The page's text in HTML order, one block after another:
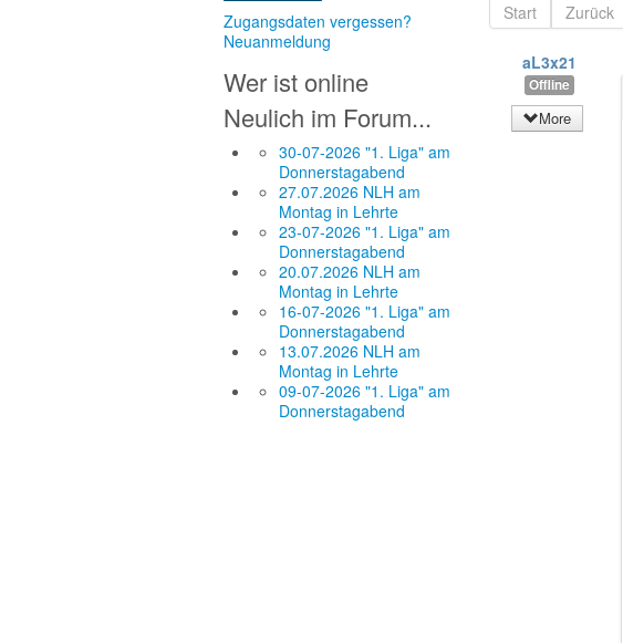
Zugangsdaten vergessen?
Neuanmeldung
Wer ist online
Neulich im Forum...
30-07-2026 "1. Liga" am
Donnerstagabend
27.07.2026 NLH am
Montag in Lehrte
23-07-2026 "1. Liga" am
Donnerstagabend
20.07.2026 NLH am
Montag in Lehrte
16-07-2026 "1. Liga" am
Donnerstagabend
13.07.2026 NLH am
Montag in Lehrte
09-07-2026 "1. Liga" am
Donnerstagabend
Start Zurück
aL3x21
Offline
More